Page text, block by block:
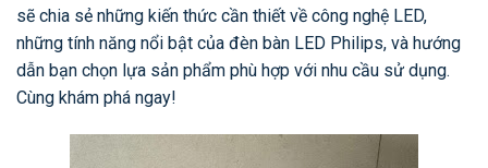
sẽ chia sẻ những kiến thức cần thiết về công nghệ LED,
những tính năng nổi bật của đèn bàn LED Philips, và hướng
dẫn bạn chọn lựa sản phẩm phù hợp với nhu cầu sử dụng.
Cùng khám phá ngay!